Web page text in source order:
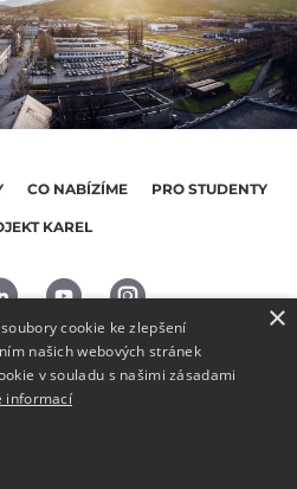
CO NABÍZÍME PRO STUDENTY
KAREL
×
cookie ke zlepšení
našich webových stránek
v souladu s našimi zásadami
informací